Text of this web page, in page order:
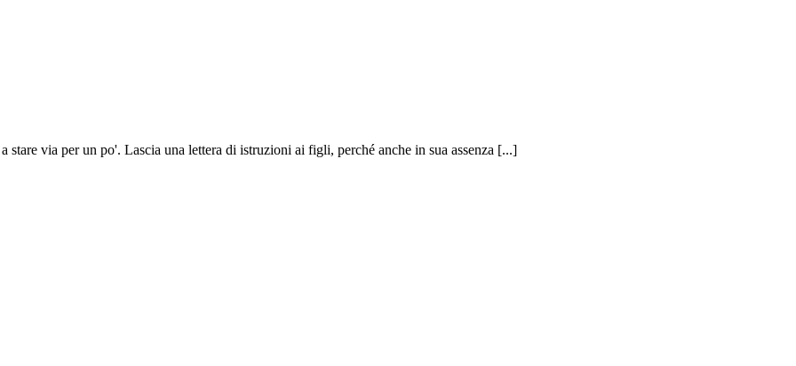
via per un po'. Lascia una lettera di istruzioni ai figli, perché anche in sua assenza [...]